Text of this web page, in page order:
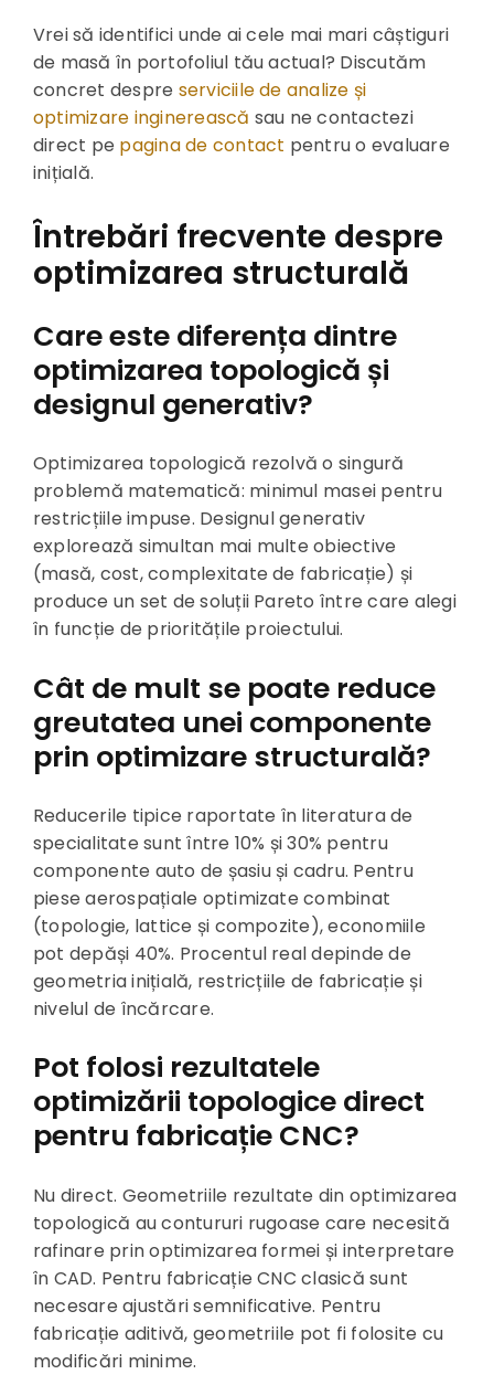
Vrei să identifici unde ai cele mai mari câștiguri
de masă în portofoliul tău actual? Discutăm
concret despre serviciile de analize și
optimizare inginerească sau ne contactezi
direct pe pagina de contact pentru o evaluare
inițială.
Întrebări frecvente despre
optimizarea structurală
Care este diferența dintre
optimizarea topologică și
designul generativ?
Optimizarea topologică rezolvă o singură
problemă matematică: minimul masei pentru
restricțiile impuse. Designul generativ
explorează simultan mai multe obiective
(masă, cost, complexitate de fabricație) și
produce un set de soluții Pareto între care alegi
în funcție de prioritățile proiectului.
Cât de mult se poate reduce
greutatea unei componente
prin optimizare structurală?
Reducerile tipice raportate în literatura de
specialitate sunt între 10% și 30% pentru
componente auto de șasiu și cadru. Pentru
piese aerospațiale optimizate combinat
(topologie, lattice și compozite), economiile
pot depăși 40%. Procentul real depinde de
geometria inițială, restricțiile de fabricație și
nivelul de încărcare.
Pot folosi rezultatele
optimizării topologice direct
pentru fabricație CNC?
Nu direct. Geometriile rezultate din optimizarea
topologică au contururi rugoase care necesită
rafinare prin optimizarea formei și interpretare
în CAD. Pentru fabricație CNC clasică sunt
necesare ajustări semnificative. Pentru
fabricație aditivă, geometriile pot fi folosite cu
modificări minime.